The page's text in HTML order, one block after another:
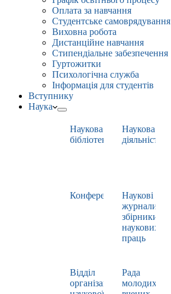
Оплата за навчання
Студентське самоврядування
Виховна робота
Дистанційне навчання
Стипендіальне забезпечення
Гуртожитки
Психологічна служба
Інформація для студентів
Вступнику
Наука
Наукова
бібліотека
Наукова
діяльність
Конференції
Наукові
журнали,
збірники
наукових
праць
Відділ
організації
Рада
молодих